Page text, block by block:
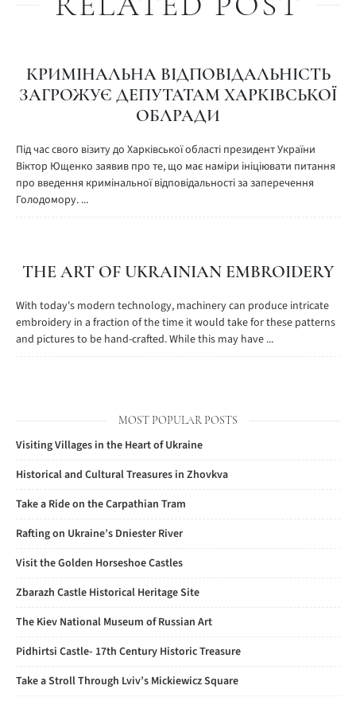
КРИМІНАЛЬНА ВІДПОВІДАЛЬНІСТЬ
ЗАГРОЖУЄ ДЕПУТАТАМ ХАРКІВСЬКОЇ
ОБЛРАДИ
Під час свого візиту до Харківської області президент України
Віктор Ющенко заявив про те, що має наміри ініціювати питання
про введення кримінальної відповідальності за заперечення
Голодомору. ...
THE ART OF UKRAINIAN EMBROIDERY
With today's modern technology, machinery can produce intricate
embroidery in a fraction of the time it would take for these patterns
and pictures to be hand-crafted. While this may have ...
MOST POPULAR POSTS
Visiting Villages in the Heart of Ukraine
Historical and Cultural Treasures in Zhovkva
Take a Ride on the Carpathian Tram
Rafting on Ukraine’s Dniester River
Visit the Golden Horseshoe Castles
Zbarazh Castle Historical Heritage Site
The Kiev National Museum of Russian Art
Pidhirtsi Castle- 17th Century Historic Treasure
Take a Stroll Through Lviv’s Mickiewicz Square